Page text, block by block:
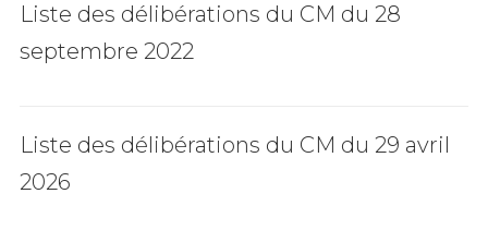
Liste des délibérations du CM du 28
septembre 2022
Liste des délibérations du CM du 29 avril
2026